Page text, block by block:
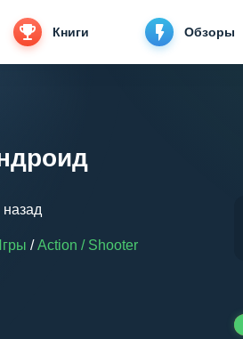
Книги Обзоры
назад
/Action / Shooter